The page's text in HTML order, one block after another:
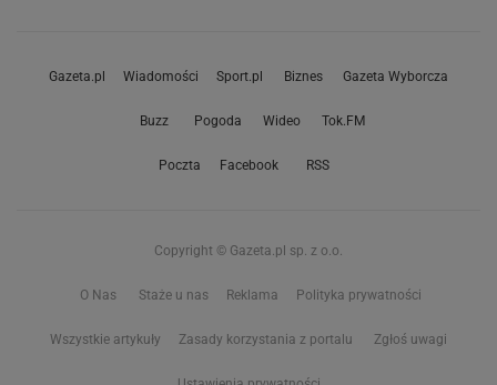
Gazeta.pl Wiadomości Sport.pl Biznes Gazeta Wyborcza
Buzz Pogoda Wideo Tok.FM
Poczta Facebook RSS
Copyright © Gazeta.pl sp. z o.o.
O Nas Staże u nas Reklama Polityka prywatności
Wszystkie artykuły Zasady korzystania z portalu Zgłoś uwagi